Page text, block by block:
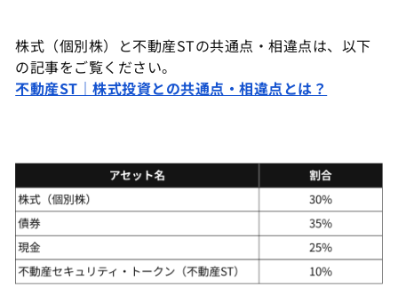
株式（個別株）と不動産STの共通点・相違点は、以下
の記事をご覧ください。
不動産ST｜株式投資との共通点・相違点とは？